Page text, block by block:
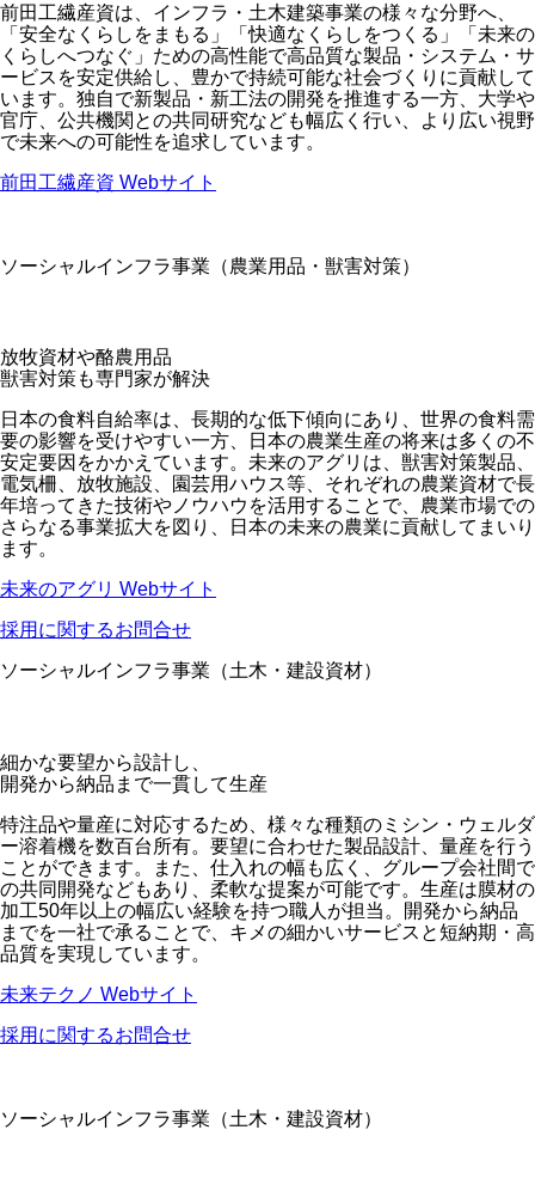
前田工繊産資は、インフラ・土木建築事業の様々な分野へ、
「安全なくらしをまもる」「快適なくらしをつくる」「未来の
くらしへつなぐ」ための高性能で高品質な製品・システム・サ
ービスを安定供給し、豊かで持続可能な社会づくりに貢献して
います。独自で新製品・新工法の開発を推進する一方、大学や
官庁、公共機関との共同研究なども幅広く行い、より広い視野
で未来への可能性を追求しています。
前田工繊産資 Webサイト
ソーシャルインフラ事業（農業用品・獣害対策）
放牧資材や酪農用品
獣害対策も専門家が解決
日本の食料自給率は、長期的な低下傾向にあり、世界の食料需
要の影響を受けやすい一方、日本の農業生産の将来は多くの不
安定要因をかかえています。未来のアグリは、獣害対策製品、
電気柵、放牧施設、園芸用ハウス等、それぞれの農業資材で長
年培ってきた技術やノウハウを活用することで、農業市場での
さらなる事業拡大を図り、日本の未来の農業に貢献してまいり
ます。
未来のアグリ Webサイト
採用に関するお問合せ
ソーシャルインフラ事業（土木・建設資材）
細かな要望から設計し、
開発から納品まで一貫して生産
特注品や量産に対応するため、様々な種類のミシン・ウェルダ
ー溶着機を数百台所有。要望に合わせた製品設計、量産を行う
ことができます。また、仕入れの幅も広く、グループ会社間で
の共同開発などもあり、柔軟な提案が可能です。生産は膜材の
加工50年以上の幅広い経験を持つ職人が担当。開発から納品
までを一社で承ることで、キメの細かいサービスと短納期・高
品質を実現しています。
未来テクノ Webサイト
採用に関するお問合せ
ソーシャルインフラ事業（土木・建設資材）